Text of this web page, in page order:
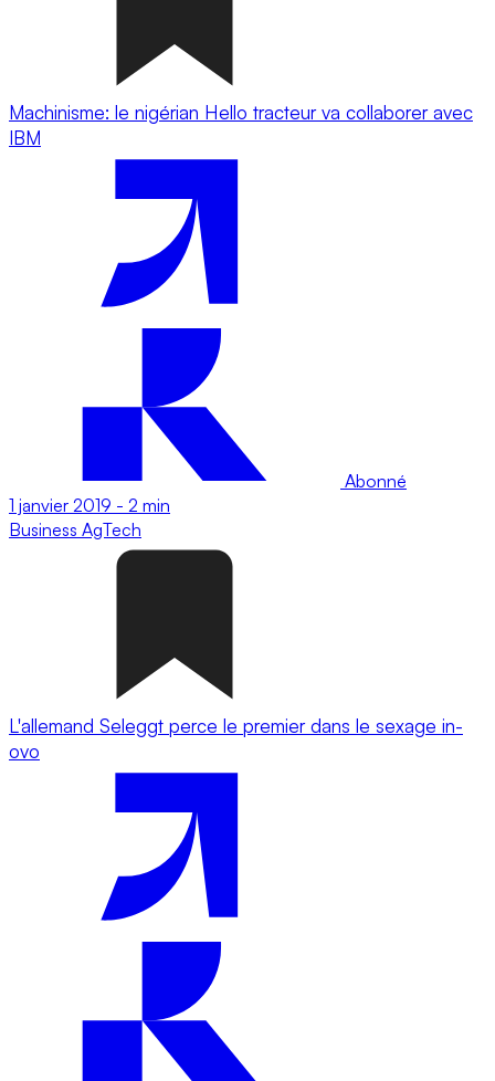
Machinisme: le nigérian Hello tracteur va collaborer avec
IBM
Abonné
1 janvier 2019 - 2 min
Business AgTech
L'allemand Seleggt perce le premier dans le sexage in-
ovo